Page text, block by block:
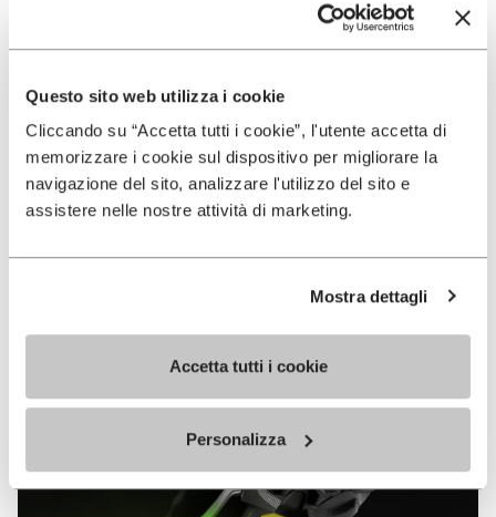
Questo sito web utilizza i cookie
Cliccando su “Accetta tutti i cookie”, l'utente accetta di
memorizzare i cookie sul dispositivo per migliorare la
navigazione del sito, analizzare l'utilizzo del sito e
assistere nelle nostre attività di marketing.
Mostra dettagli
Accetta tutti i cookie
Personalizza
MEGAGRIP
MEHR ENTDECKEN
Die Vibram Megagrip Hochleistungs-Verbundsohle
aus Gummi bietet sowohl auf trockenem als auch
Eigenschaften.